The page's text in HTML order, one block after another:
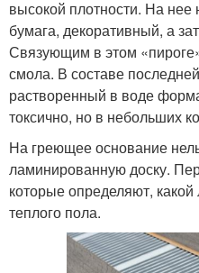
высокой плотности. На нее
бумага, декоративный, а
Связующим в этом
смола. В составе
растворенный в воде
токсично, но в небольших
На греющее основание
ламинированную доску.
которые определяют,
теплого пола.